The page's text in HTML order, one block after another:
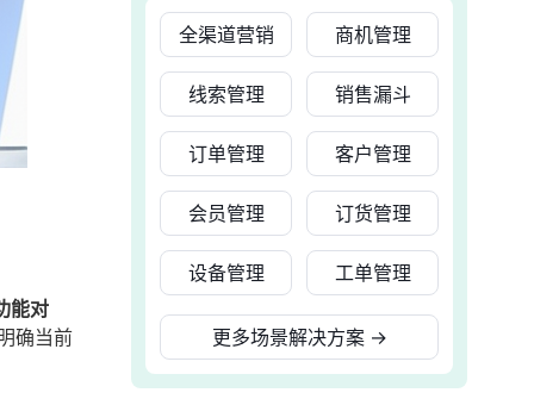
能对
确当前
全渠道营销 商机管理
线索管理 销售漏斗
订单管理 客户管理
会员管理 订货管理
设备管理 工单管理
更多场景解决方案 →